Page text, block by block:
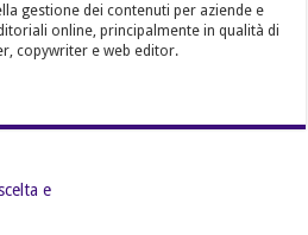
gestione dei contenuti per aziende e
online, principalmente in qualità di
copywriter e web editor.
e